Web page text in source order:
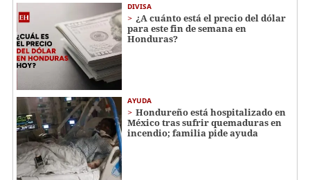
DIVISA
¿A cuánto está el precio del dólar
para este fin de semana en
Honduras?
AYUDA
Hondureño está hospitalizado en
México tras sufrir quemaduras en
incendio; familia pide ayuda